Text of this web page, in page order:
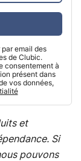
par email des
de Clubic.
consentement à
présent dans
vos données,
et
Si
pouvons